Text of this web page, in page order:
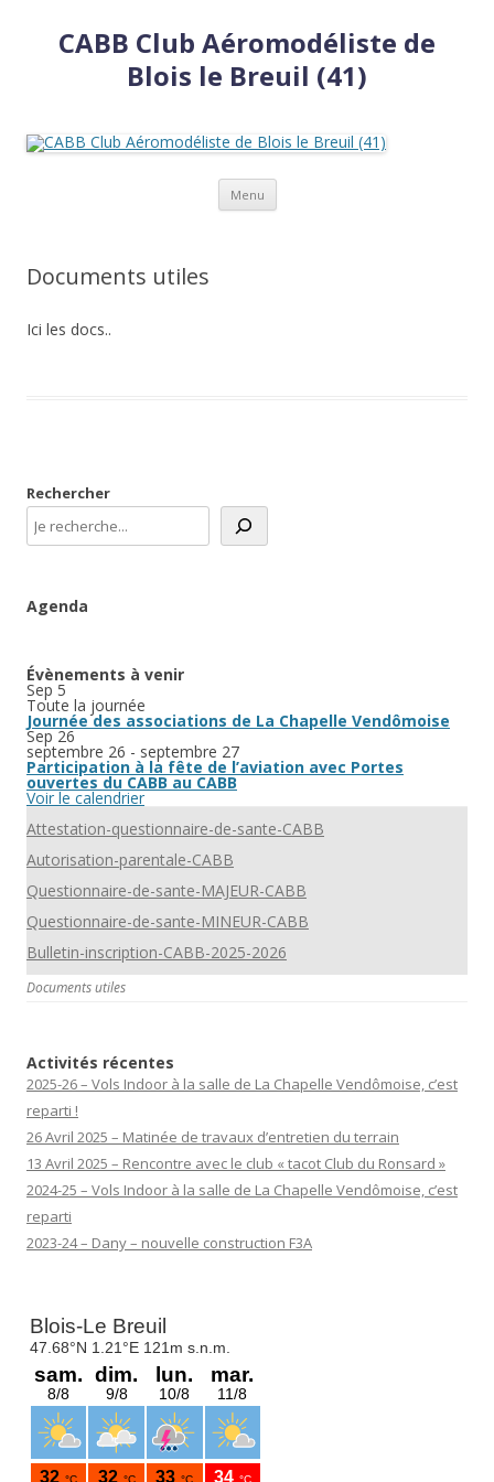
CABB Club Aéromodéliste de
Blois le Breuil (41)
Menu Aller
contenu
Documents utiles
Ici les docs..
Rechercher
Agenda
Évènements à venir
Sep 5
Toute la journée
Journée des associations de La Chapelle Vendômoise
Sep26
septembre 26 - septembre 27
Participation à la fête de l’aviation avec Portes
ouvertes du CABB au CABB
Voir le calendrier
Attestation-questionnaire-de-sante-CABB
Autorisation-parentale-CABB
Questionnaire-de-sante-MAJEUR-CABB
Questionnaire-de-sante-MINEUR-CABB
Bulletin-inscription-CABB-2025-2026
Documents utiles
Activités récentes
2025-26 – Vols Indoor à la salle de La Chapelle Vendômoise, c’est
reparti !
26 Avril 2025 – Matinée de travaux d’entretien du terrain
13 Avril 2025 – Rencontre avec le club « tacot Club du Ronsard »
2024-25 – Vols Indoor à la salle de La Chapelle Vendômoise, c’est
reparti
2023-24 – Dany – nouvelle construction F3A